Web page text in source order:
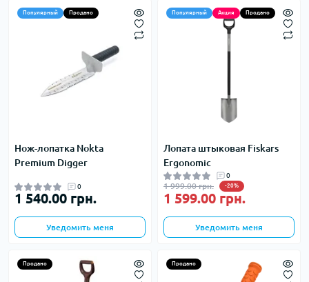
Популярный Продано
Нож-лопатка Nokta
Premium Digger
0
1 540.00 грн.
Уведомить меня
Популярный Акция Продано
Лопата штыковая Fiskars
Ergonomic
0
1 999.00 грн. -20%
1 599.00 грн.
Уведомить меня
Продано Продано